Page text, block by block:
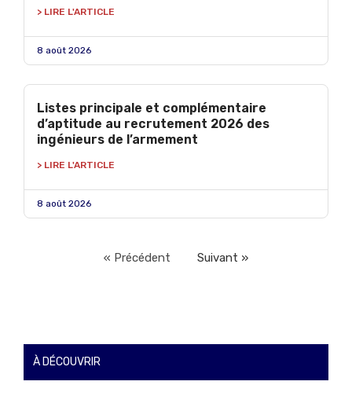
> LIRE L'ARTICLE
8 août 2026
Listes principale et complémentaire
d’aptitude au recrutement 2026 des
ingénieurs de l’armement
> LIRE L'ARTICLE
8 août 2026
« Précédent Suivant »
À DÉCOUVRIR